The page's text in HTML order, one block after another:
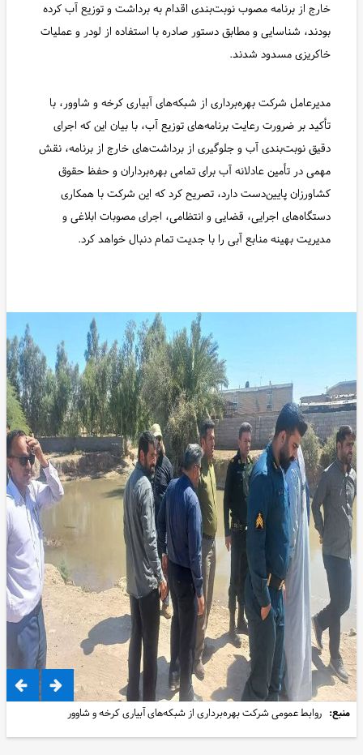
خارج از برنامه مصوب نوبت‌بندی اقدام به برداشت و توزیع آب کرده
بودند، شناسایی و مطابق دستور صادره با استفاده از لودر و عملیات
خاکریزی مسدود شدند.
مدیرعامل شرکت بهره‌برداری از شبکه‌های آبیاری کرخه و شاوور، با
تأکید بر ضرورت رعایت برنامه‌های توزیع آب، با بیان این که اجرای
دقیق نوبت‌بندی آب و جلوگیری از برداشت‌های خارج از برنامه، نقش
مهمی در تأمین عادلانه آب برای تمامی بهره‌برداران و حفظ حقوق
کشاورزان پایین‌دست دارد، تصریح کرد که این شرکت با همکاری
دستگاه‌های اجرایی، قضایی و انتظامی، اجرای مصوبات ابلاغی و
مدیریت بهینه منابع آبی را با جدیت تمام دنبال خواهد کرد.
منبع: روابط عمومی شرکت بهره‌برداری از شبکه‌های آبیاری کرخه و شاوور